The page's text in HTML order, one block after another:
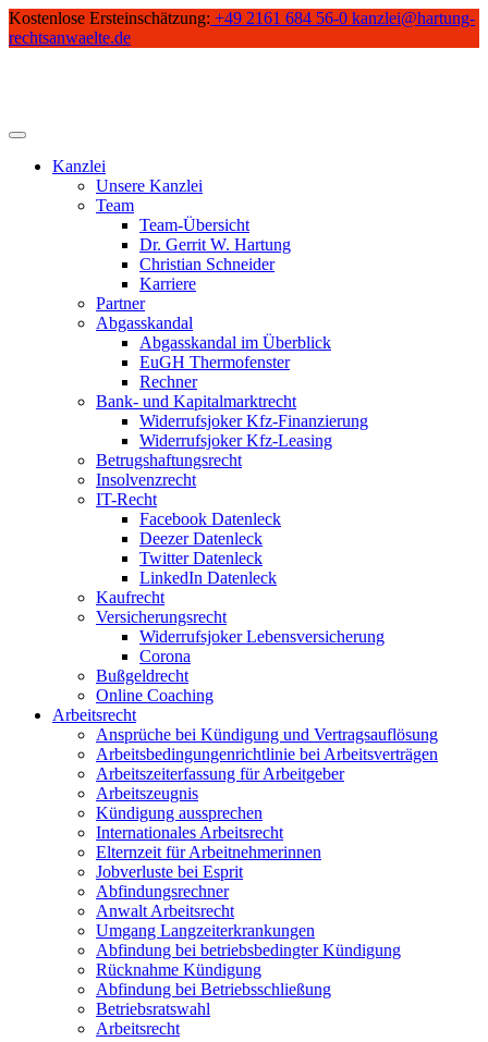
Skip
to
Kostenlose Ersteinschätzung: +49 2161 684 56-0 kanzlei@hartung-
rechtsanwaelte.de
Kanzlei
Unsere Kanzlei
Team
Team-Übersicht
Dr. Gerrit W. Hartung
Christian Schneider
Karriere
Partner
Abgasskandal
Abgasskandal im Überblick
EuGH Thermofenster
Rechner
Bank- und Kapitalmarktrecht
Widerrufsjoker Kfz-Finanzierung
Widerrufsjoker Kfz-Leasing
Betrugshaftungsrecht
Insolvenzrecht
IT-Recht
Facebook Datenleck
Deezer Datenleck
Twitter Datenleck
LinkedIn Datenleck
Kaufrecht
Versicherungsrecht
Widerrufsjoker Lebensversicherung
Corona
Bußgeldrecht
Online Coaching
Arbeitsrecht
Ansprüche bei Kündigung und Vertragsauflösung
Arbeitsbedingungenrichtlinie bei Arbeitsverträgen
Arbeitszeiterfassung für Arbeitgeber
Arbeitszeugnis
Kündigung aussprechen
Internationales Arbeitsrecht
Elternzeit für Arbeitnehmerinnen
Jobverluste bei Esprit
Abfindungsrechner
Anwalt Arbeitsrecht
Umgang Langzeiterkrankungen
Abfindung bei betriebsbedingter Kündigung
Rücknahme Kündigung
Abfindung bei Betriebsschließung
Betriebsratswahl
Arbeitsrecht